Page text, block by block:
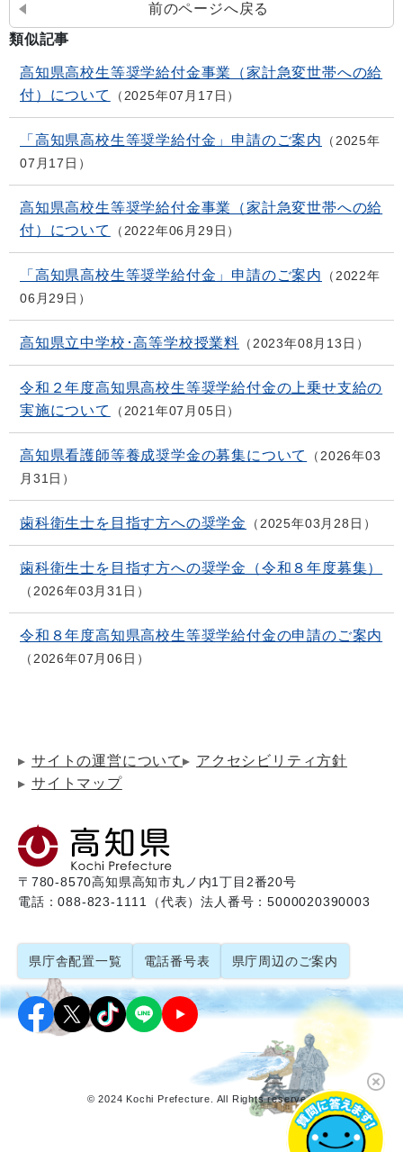
前のページへ戻る
類似記事
高知県高校生等奨学給付金事業（家計急変世帯への給
付）について
2025年07月17日
「高知県高校生等奨学給付金」申請のご案内
2025年
07月17日
高知県高校生等奨学給付金事業（家計急変世帯への給
付）について
2022年06月29日
「高知県高校生等奨学給付金」申請のご案内
2022年
06月29日
高知県立中学校･高等学校授業料 2023年08月13日
令和２年度高知県高校生等奨学給付金の上乗せ支給の
実施について
2021年07月05日
高知県看護師等養成奨学金の募集について
2026年03
月31日
歯科衛生士を目指す方への奨学金 2025年03月28日
歯科衛生士を目指す方への奨学金（令和８年度募集）
2026年03月31日
令和８年度高知県高校生等奨学給付金の申請のご案内
2026年07月06日
サイトの運営について
アクセシビリティ方針
サイトマップ
〒780-8570高知県高知市丸ノ内1丁目2番20号
電話：088-823-1111（代表）法人番号：5000020390003
県庁舎配置一覧 電話番号表 県庁周辺のご案内
© 2024 Kochi Prefecture. All Rights reserved.